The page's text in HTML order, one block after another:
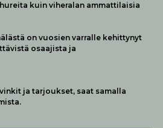
kuin viheralan ammattilaisia
on vuosien varralle kehittynyt
osaajista ja
ja tarjoukset, saat samalla